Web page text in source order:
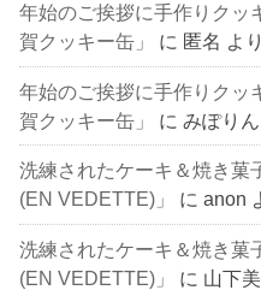
年始のご挨拶に手作りクッ
賀クッキー缶」
に 匿名 より
年始のご挨拶に手作りクッ
賀クッキー缶」
にみぽりん
洗練されたケーキ＆焼き菓
(EN VEDETTE)」
にanon
洗練されたケーキ＆焼き菓
(EN VEDETTE)」
に 山下